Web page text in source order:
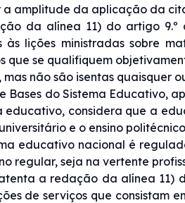
amplitude da aplicação da
da alínea 11) do artigo 9.º
às lições ministradas sobre
que se qualifiquem
mas não são isentas quaisquer
Bases do Sistema Educativo,
educativo, considera que a
e o ensino
educativo nacional é
regular, seja na vertente
atenta a redação da alínea 11)
de serviços que consistam